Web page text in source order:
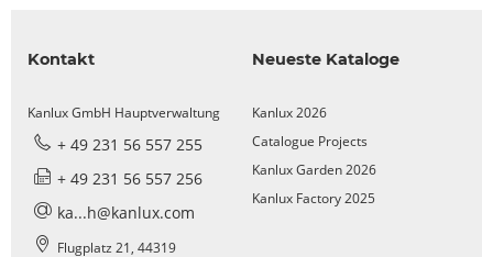
Kontakt
Kanlux GmbH Hauptverwaltung
+ 49 231 56 557 255
+ 49 231 56 557 256
ka...h@kanlux.com
Flugplatz 21, 44319
Neueste Kataloge
Kanlux 2026
Catalogue Projects
Kanlux Garden 2026
Kanlux Factory 2025